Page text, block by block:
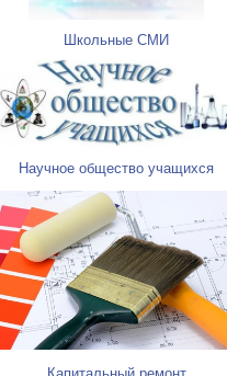
Школьные СМИ
Научное общество учащихся